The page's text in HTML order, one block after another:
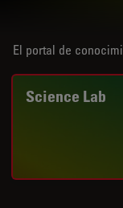
El portal de
Science Lab